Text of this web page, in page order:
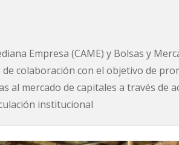
Empresa (CAME) y Bolsas y
colaboración con el objetivo de
al mercado de capitales a través de
institucional